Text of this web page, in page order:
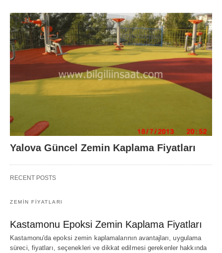
Yalova Güncel Zemin Kaplama Fiyatları
RECENT POSTS
ZEMIN FIYATLARI
Kastamonu Epoksi Zemin Kaplama Fiyatları
Kastamonu'da epoksi zemin kaplamalarının avantajları, uygulama
süreci, fiyatları, seçenekleri ve dikkat edilmesi gerekenler hakkında